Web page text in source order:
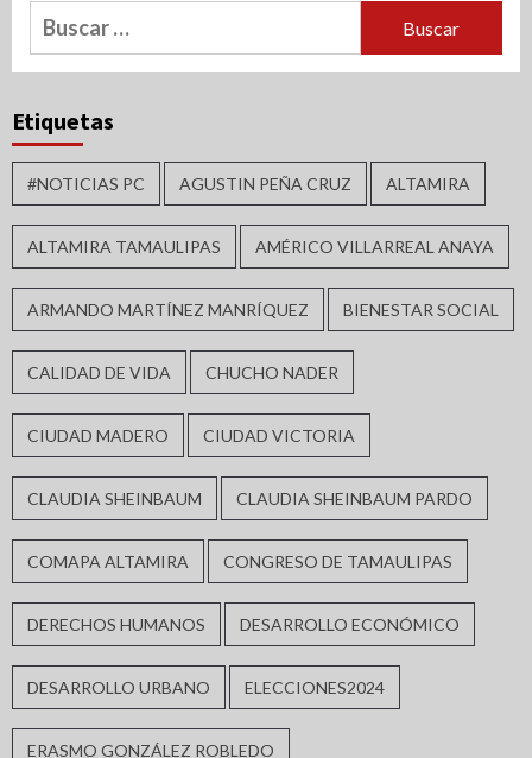
Buscar:
Etiquetas
#NOTICIAS PC AGUSTIN PEÑA CRUZ ALTAMIRA
ALTAMIRA TAMAULIPAS AMÉRICO VILLARREAL ANAYA
ARMANDO MARTÍNEZ MANRÍQUEZ BIENESTAR SOCIAL
CALIDAD DE VIDA CHUCHO NADER
CIUDAD MADERO CIUDAD VICTORIA
CLAUDIA SHEINBAUM CLAUDIA SHEINBAUM PARDO
COMAPA ALTAMIRA CONGRESO DE TAMAULIPAS
DERECHOS HUMANOS DESARROLLO ECONÓMICO
DESARROLLO URBANO ELECCIONES2024
ERASMO GONZÁLEZ ROBLEDO